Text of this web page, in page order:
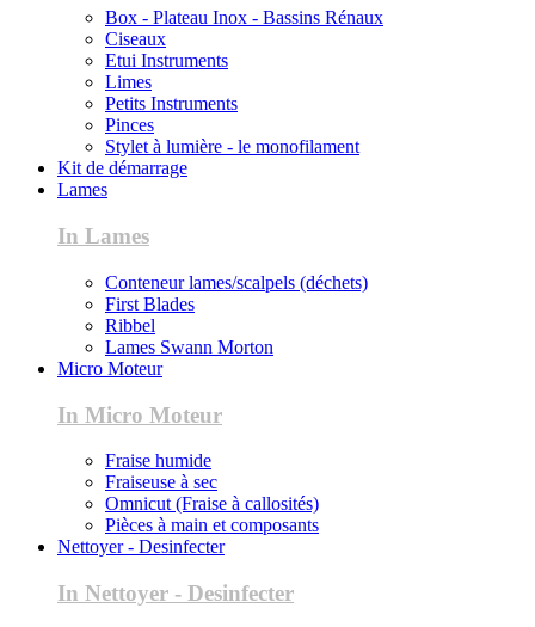
Box - Plateau Inox - Bassins Rénaux
Ciseaux
Etui Instruments
Limes
Petits Instruments
Pinces
Stylet à lumière - le monofilament
Kit de démarrage
Lames
In Lames
Conteneur lames/scalpels (déchets)
First Blades
Ribbel
Lames Swann Morton
Micro Moteur
In Micro Moteur
Fraise humide
Fraiseuse à sec
Omnicut (Fraise à callosités)
Pièces à main et composants
Nettoyer - Desinfecter
In Nettoyer - Desinfecter